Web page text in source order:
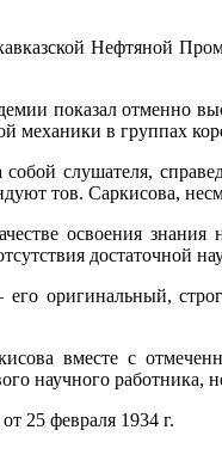
Нефтяной
показал отменно
механики в группах
слушателя,
тов. Саркисова,
освоения
достаточной
его оригинальный,
вместе с
научного
25 февраля 1934 г.